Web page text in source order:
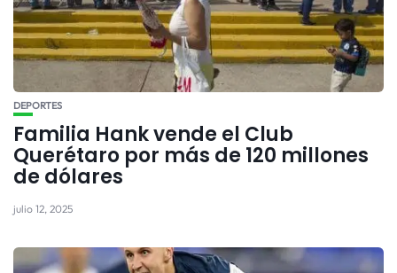
DEPORTES
Familia Hank vende el Club
Querétaro por más de 120 millones
de dólares
julio 12, 2025